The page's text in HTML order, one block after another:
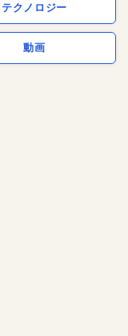
テクノロジー
動画